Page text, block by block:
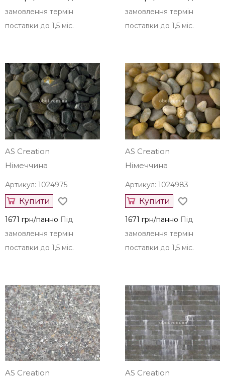
замовлення термін
поставки до 1,5 міс.
замовлення термін
поставки до 1,5 міс.
AS Creation
Німеччина
Артикул: 1024975
Купити
1671 грн/панно Під
замовлення термін
поставки до 1,5 міс.
AS Creation
Німеччина
Артикул: 1024983
Купити
1671 грн/панно Під
замовлення термін
поставки до 1,5 міс.
AS Creation
AS Creation